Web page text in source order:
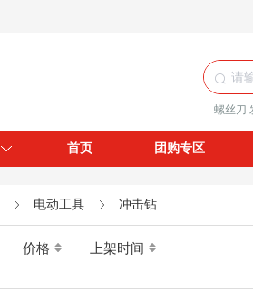
螺丝刀
首页 团购专区
电动工具 冲击钻
价格 上架时间